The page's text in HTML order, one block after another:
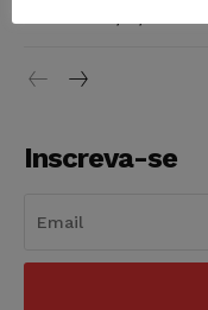
Inscreva-se